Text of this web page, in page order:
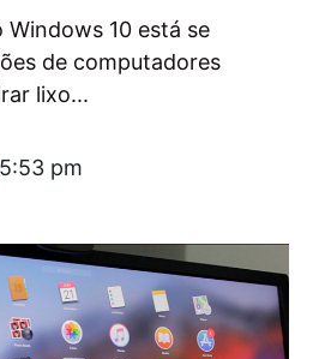
10 está se
de computadores
lixo...
5:53 pm